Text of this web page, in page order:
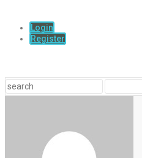
Login
Register